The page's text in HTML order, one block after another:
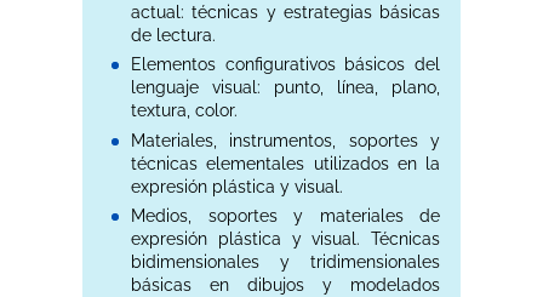
actual: técnicas y estrategias básicas
de lectura.
Elementos configurativos básicos del
lenguaje visual: punto, línea, plano,
textura, color.
Materiales, instrumentos, soportes y
técnicas elementales utilizados en la
expresión plástica y visual.
Medios, soportes y materiales de
expresión plástica y visual. Técnicas
bidimensionales y tridimensionales
básicas en dibujos y modelados